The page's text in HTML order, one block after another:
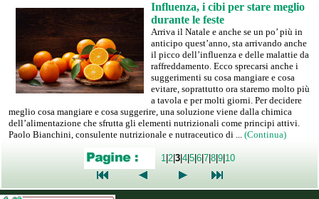
Influenza, i cibi per stare meglio
durante le feste
Arriva il Natale e anche se un po’ più in
anticipo quest’anno, sta arrivando anche
il picco dell’influenza e delle malattie da
raffreddamento. Ecco sprecarsi anche i
suggerimenti su cosa mangiare e cosa
evitare, soprattutto ora staremo molto più
a tavola e per molti giorni. Per decidere
meglio cosa mangiare e cosa suggerire, una soluzione viene dalla chimica
dell’alimentazione che sfrutta gli elementi nutrizionali come principi attivi.
Paolo Bianchini, consulente nutrizionale e nutraceutico di ... (Continua)
1 |2|3|4|5|6|7|8|9|10